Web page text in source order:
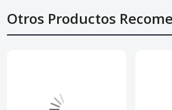
Otros Productos